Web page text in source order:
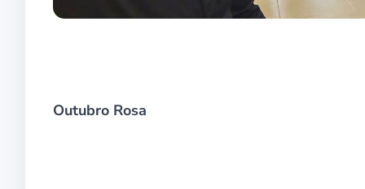
Outubro Rosa